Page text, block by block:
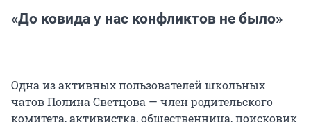
«До ковида у нас конфликтов не было»
Одна из активных пользователей школьных
чатов Полина Светцова — член родительского
комитета, активистка, общественница, поисковик